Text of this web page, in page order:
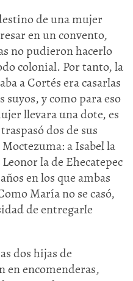
de una mujer
en un convento,
no pudieron hacerlo
colonial. Por tanto, la
a Cortés era casarlas
y como para eso
llevara una dote, es
dos de sus
a Isabel la
Leonor la de Ehecatepec
en los que ambas
María no se casó,
de entregarle
dos hijas de
en encomenderas,